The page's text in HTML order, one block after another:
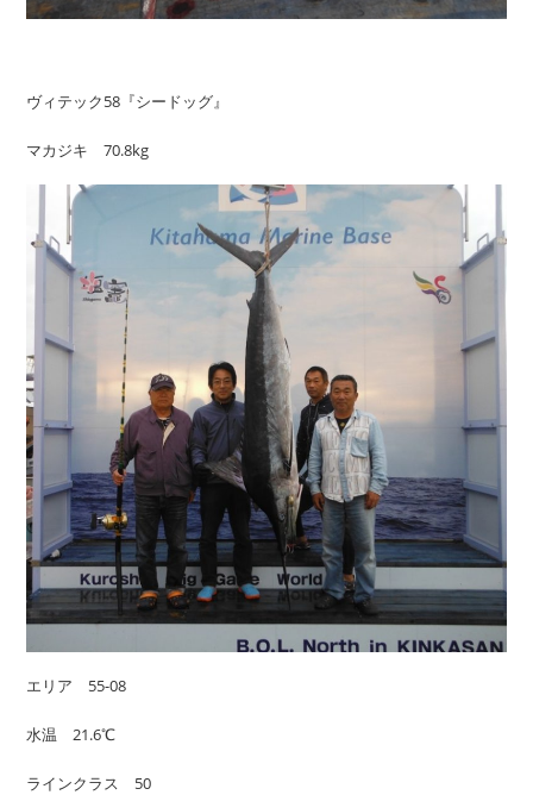
ヴィテック58『シードッグ』
マカジキ 70.8kg
エリア 55-08
水温 21.6℃
ラインクラス 50